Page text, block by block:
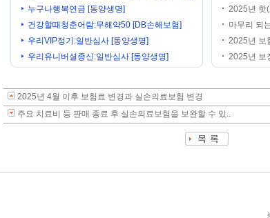
누구나행복연금 [동양생명]
건강할때청춘어람:무해약50 [DB손해보험]
우리VIP정기:일반심사 [동양생명]
우리유니버셜종신:일반심사 [동양생명]
2025년 핫
마무리 되
2025년 보
2025년 보
2025년 4월 이후 보험료 변경과 실손의료보험 변경
주요 치료비 등 판매 종료 후 실손의료보험을 보완할 수 있..